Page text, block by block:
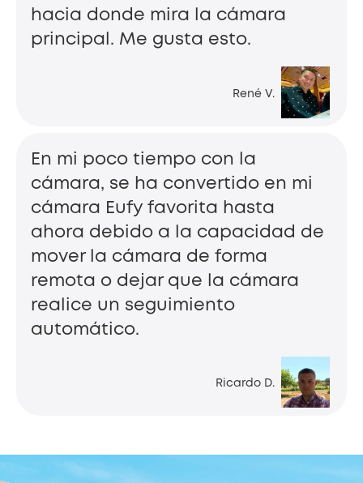
René V.
hacia donde mira la cámara
principal. Me gusta esto.
Ricardo D.
En mi poco tiempo con la
cámara, se ha convertido en mi
cámara Eufy favorita hasta
ahora debido a la capacidad de
mover la cámara de forma
remota o dejar que la cámara
realice un seguimiento
automático.